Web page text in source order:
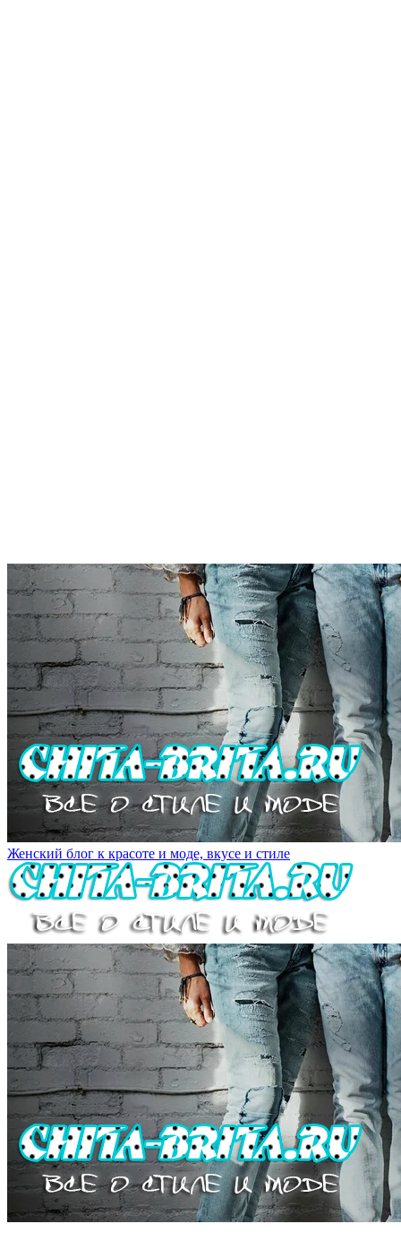
Женский блог к красоте и моде, вкусе и стиле